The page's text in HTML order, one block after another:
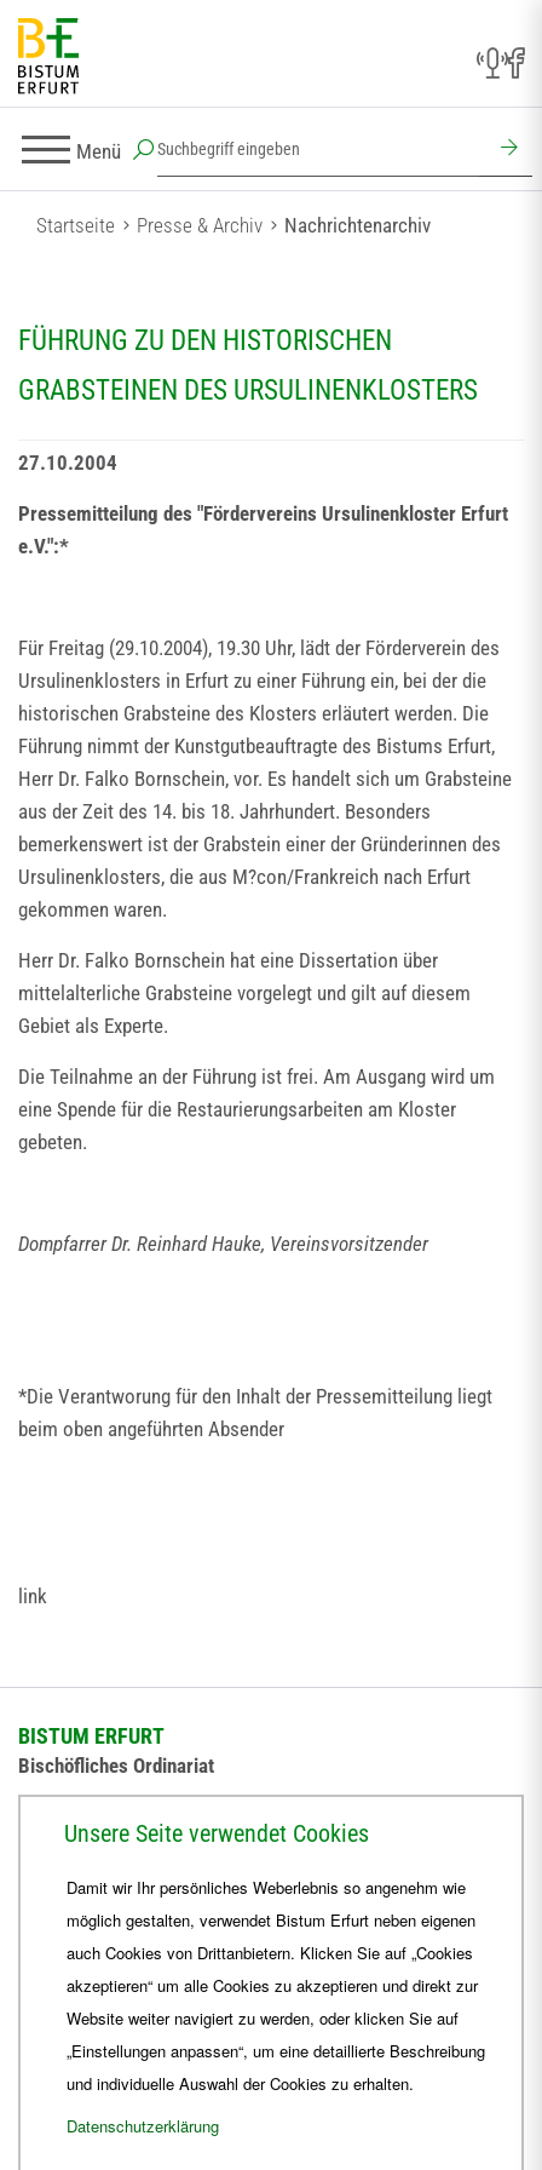
Menü
Startseite Presse & Archiv Nachrichtenarchiv
FÜHRUNG ZU DEN HISTORISCHEN
GRABSTEINEN DES URSULINENKLOSTERS
27.10.2004
Pressemitteilung des "Fördervereins Ursulinenkloster Erfurt
e.V.":*
Für Freitag (29.10.2004), 19.30 Uhr, lädt der Förderverein des
Ursulinenklosters in Erfurt zu einer Führung ein, bei der die
historischen Grabsteine des Klosters erläutert werden. Die
Führung nimmt der Kunstgutbeauftragte des Bistums Erfurt,
Herr Dr. Falko Bornschein, vor. Es handelt sich um Grabsteine
aus der Zeit des 14. bis 18. Jahrhundert. Besonders
bemerkenswert ist der Grabstein einer der Gründerinnen des
Ursulinenklosters, die aus M?con/Frankreich nach Erfurt
gekommen waren.
Herr Dr. Falko Bornschein hat eine Dissertation über
mittelalterliche Grabsteine vorgelegt und gilt auf diesem
Gebiet als Experte.
Die Teilnahme an der Führung ist frei. Am Ausgang wird um
eine Spende für die Restaurierungsarbeiten am Kloster
gebeten.
Dompfarrer Dr. Reinhard Hauke, Vereinsvorsitzender
*Die Verantworung für den Inhalt der Pressemitteilung liegt
beim oben angeführten Absender
link
BISTUM ERFURT
Bischöfliches Ordinariat
+49 361 6572-444
ordinariat Bistum-Erfurt.de
Unsere Seite verwendet Cookies
Damit wir Ihr persönliches Weberlebnis so angenehm wie
möglich gestalten, verwendet Bistum Erfurt neben eigenen
auch Cookies von Drittanbietern. Klicken Sie auf „Cookies
akzeptieren“ um alle Cookies zu akzeptieren und direkt zur
Website weiter navigiert zu werden, oder klicken Sie auf
„Einstellungen anpassen“, um eine detaillierte Beschreibung
und individuelle Auswahl der Cookies zu erhalten.
Datenschutzerklärung